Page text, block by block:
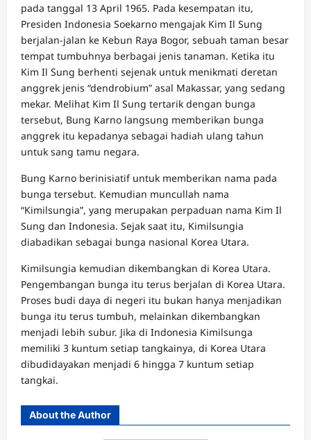
pada tanggal 13 April 1965. Pada kesempatan itu,
Presiden Indonesia Soekarno mengajak Kim Il Sung
berjalan-jalan ke Kebun Raya Bogor, sebuah taman besar
tempat tumbuhnya berbagai jenis tanaman. Ketika itu
Kim Il Sung berhenti sejenak untuk menikmati deretan
anggrek jenis “dendrobium” asal Makassar, yang sedang
mekar. Melihat Kim Il Sung tertarik dengan bunga
tersebut, Bung Karno langsung memberikan bunga
anggrek itu kepadanya sebagai hadiah ulang tahun
untuk sang tamu negara.
Bung Karno berinisiatif untuk memberikan nama pada
bunga tersebut. Kemudian muncullah nama
“Kimilsungia”, yang merupakan perpaduan nama Kim Il
Sung dan Indonesia. Sejak saat itu, Kimilsungia
diabadikan sebagai bunga nasional Korea Utara.
Kimilsungia kemudian dikembangkan di Korea Utara.
Pengembangan bunga itu terus berjalan di Korea Utara.
Proses budi daya di negeri itu bukan hanya menjadikan
bunga itu terus tumbuh, melainkan dikembangkan
menjadi lebih subur. Jika di Indonesia Kimilsunga
memiliki 3 kuntum setiap tangkainya, di Korea Utara
dibudidayakan menjadi 6 hingga 7 kuntum setiap
tangkai.
About the Author